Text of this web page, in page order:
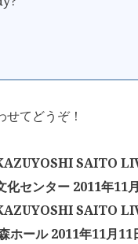
てどうぞ！
SAITO
化センター 2011年11
SAITO
ホール 2011年11月11